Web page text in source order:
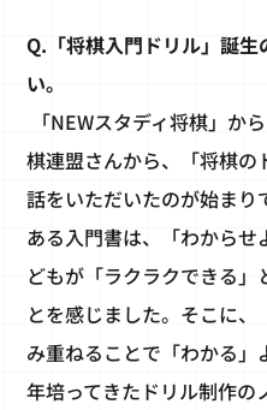
Q.「将棋入門ドリル」誕生
い。
「NEWスタディ将棋」か
棋連盟さんから、「将棋
話をいただいたのが始まり
ある入門書は、「わから
どもが「ラクラクできる
とを感じました。そこに
み重ねることで「わかる
年培ってきたドリル制作の